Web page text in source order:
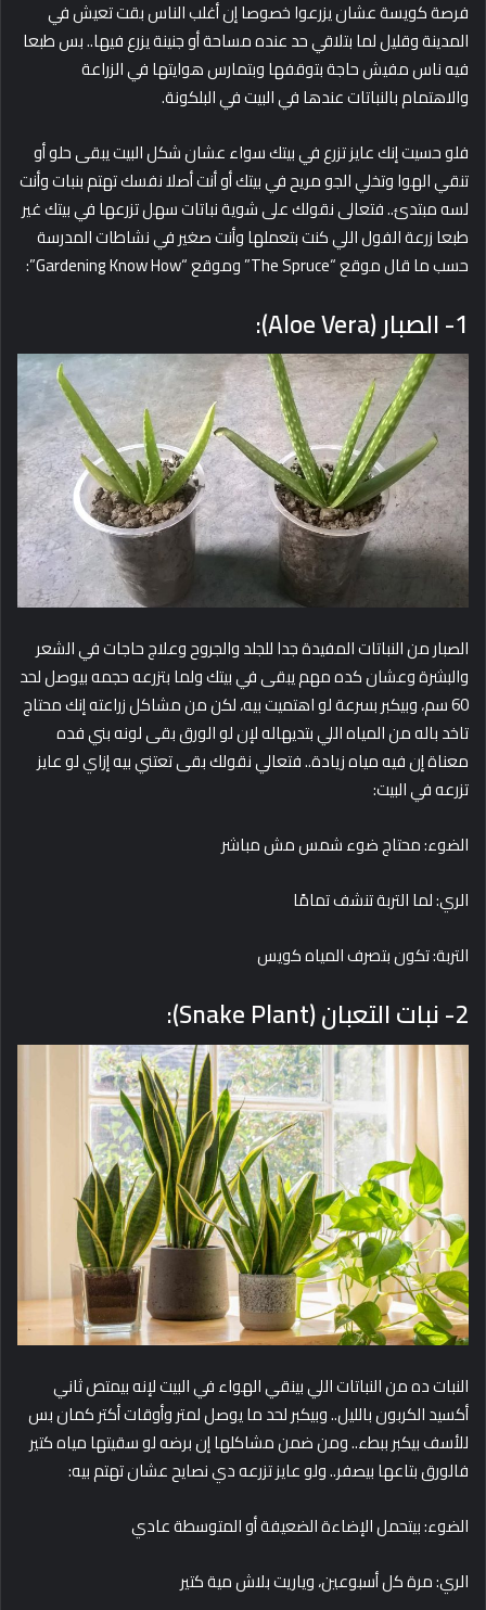
فرصة كويسة عشان يزرعوا خصوصا إن أغلب الناس بقت تعيش في
المدينة وقليل لما بتلاقي حد عنده مساحة أو جنينة يزرع فيها.. بس طبعا
فيه ناس مفيش حاجة بتوقفها وبتمارس هوايتها في الزراعة
والاهتمام بالنباتات عندها في البيت في البلكونة.
فلو حسيت إنك عايز تزرع في بيتك سواء عشان شكل البيت يبقى حلو أو
تنقي الهوا وتخلي الجو مريح في بيتك أو أنت أصلا نفسك تهتم بنبات وأنت
لسه مبتدئ.. فتعالى نقولك على شوية نباتات سهل تزرعها في بيتك غير
طبعا زرعة الفول اللي كنت بتعملها وأنت صغير في نشاطات المدرسة
حسب ما قال موقع “The Spruce” وموقع “Gardening Know How”:
1- الصبار (Aloe Vera):
الصبار من النباتات المفيدة جدا للجلد والجروح وعلاج حاجات في الشعر
والبشرة وعشان كده مهم يبقى في بيتك ولما بتزرعه حجمه بيوصل لحد
60 سم، وبيكبر بسرعة لو اهتميت بيه، لكن من مشاكل زراعته إنك محتاج
تاخد باله من المياه اللي بتديهاله لإن لو الورق بقى لونه بني فده
معناة إن فيه مياه زيادة.. فتعالي نقولك بقى تعتني بيه إزاي لو عايز
تزرعه في البيت:
الضوء: محتاج ضوء شمس مش مباشر
الري: لما التربة تنشف تمامًا
التربة: تكون بتصرف المياه كويس
2- نبات التعبان (Snake Plant):
النبات ده من النباتات اللي بينقي الهواء في البيت لإنه بيمتص ثاني
أكسيد الكربون بالليل.. وبيكبر لحد ما يوصل لمتر وأوقات أكتر كمان بس
للأسف بيكبر ببطء.. ومن ضمن مشاكلها إن برضه لو سقيتها مياه كتير
فالورق بتاعها بيصفر.. ولو عايز تزرعه دي نصايح عشان تهتم بيه:
الضوء: بيتحمل الإضاءة الضعيفة أو المتوسطة عادي
الري: مرة كل أسبوعين، وياريت بلاش مية كتير